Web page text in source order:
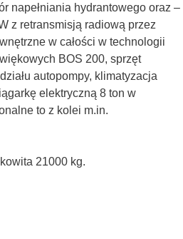
napełniania hydrantowego oraz –
z retransmisją radiową przez
w całości w technologii
BOS 200, sprzęt
autopompy, klimatyzacja
elektryczną 8 ton w
to z kolei m.in.
21000 kg.